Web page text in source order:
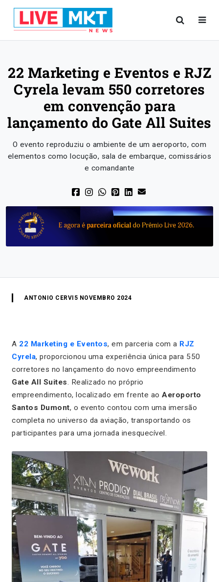
22 Marketing e Eventos e RJZ
Cyrela levam 550 corretores
em convenção para
lançamento do Gate All Suites
O evento reproduziu o ambiente de um aeroporto, com
elementos como locução, sala de embarque, comissários
e comandante
ANTONIO CERVI 5 NOVEMBRO 2024
A 22 Marketing e Eventos, em parceria com a RJZ
Cyrela, proporcionou uma experiência única para 550
corretores no lançamento do novo empreendimento
Gate All Suites. Realizado no próprio
empreendimento, localizado em frente ao Aeroporto
Santos Dumont, o evento contou com uma imersão
completa no universo da aviação, transportando os
participantes para uma jornada inesquecível.